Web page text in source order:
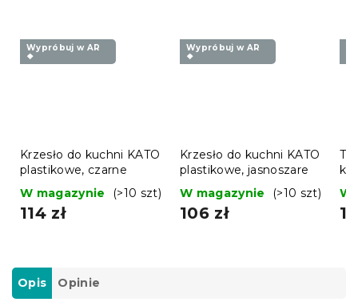
Wypróbuj w AR
❖
Krzesło do kuchni KATO
plastikowe, czarne
W magazynie
(>10 szt)
114 zł
Wypróbuj w AR
❖
Krzesło do kuchni KATO
plastikowe, jasnoszare
W magazynie
(>10 szt)
106 zł
W
Opis Opinie